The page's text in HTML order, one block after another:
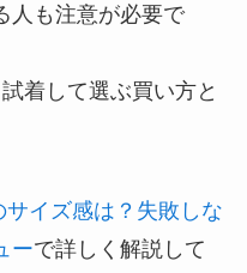
人も注意が必要で
着して選ぶ買い方と
サイズ感は？失敗しな
ーで詳しく解説して